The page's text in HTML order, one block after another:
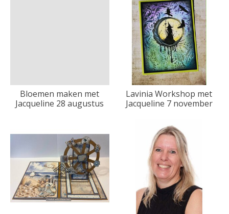
Bloemen maken met
Jacqueline 28 augustus
Lavinia Workshop met
Jacqueline 7 november